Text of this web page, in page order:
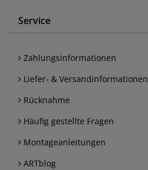
Service
Zahlungsinformationen
Liefer- & Versandinformationen
Rücknahme
Häufig gestellte Fragen
Montageanleitungen
ARTblog